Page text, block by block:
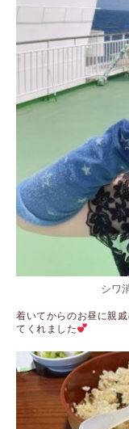
シワ
着いてからのお昼に親
てくれました